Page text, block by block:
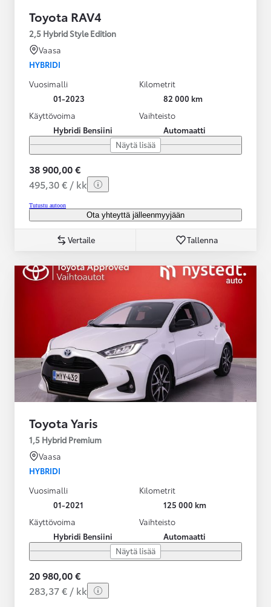
Toyota RAV4
2,5 Hybrid Style Edition
Vaasa
HYBRIDI
Vuosimalli
01-2023
Kilometrit
82 000 km
Käyttövoima
Hybridi Bensiini
Vaihteisto
Automaatti
Näytä lisää
38 900,00 €
495,30 € / kk
Tutustu autoon
Ota yhteyttä jälleenmyyjään
Vertaile Tallenna
Toyota Yaris
1,5 Hybrid Premium
Vaasa
HYBRIDI
Vuosimalli
01-2021
Kilometrit
125 000 km
Käyttövoima
Hybridi Bensiini
Vaihteisto
Automaatti
Näytä lisää
20 980,00 €
283,37 € / kk